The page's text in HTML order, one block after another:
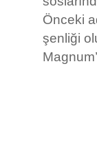
Önceki
şenliği